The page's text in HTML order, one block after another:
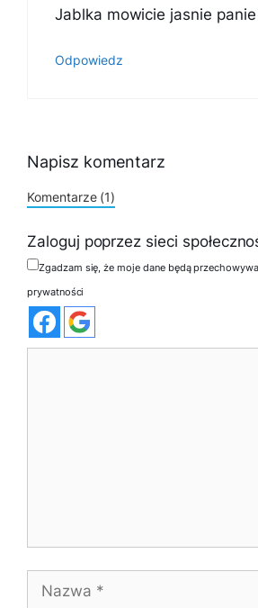
Jablka mowicie jasnie
Odpowiedz
Napisz komentarz
Komentarze (1)
Zaloguj poprzez sieci
Zgadzam się, że moje dane będą
prywatności
Nazwa